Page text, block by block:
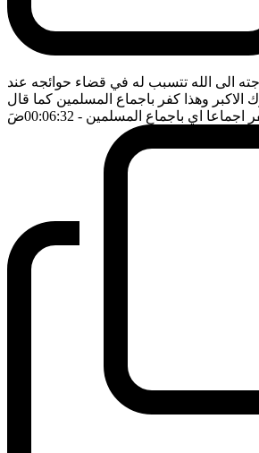
الى الله تتسبب له في قضاء حوائجه عند
الاكبر وهذا كفر باجماع المسلمين كما قال
اجماعا اي باجماع المسلمين - 00:06:32 ضَ